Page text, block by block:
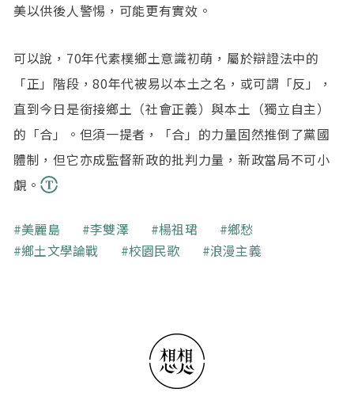
美以供後人警惕，可能更有實效。
可以說，70年代素樸鄉土意識初萌，屬於辯證法中的
「正」階段，80年代被易以本土之名，或可謂「反」，
直到今日是銜接鄉土（社會正義）與本土（獨立自主）
的「合」。但須一提者，「合」的力量固然推倒了黨國
體制，但它亦成監督新政的批判力量，新政當局不可小
覷。
關鍵字
美麗島 李雙澤 楊祖珺
鄉愁
鄉土文學論戰
校園民歌 浪漫主義